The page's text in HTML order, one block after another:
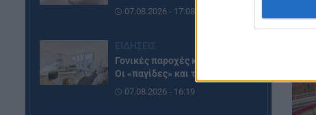
07.08.2026 - 17:08
Γονικές παροχές και δωρεές:
Οι «παγίδες» και τα λάθη
07.08.2026 - 16:19